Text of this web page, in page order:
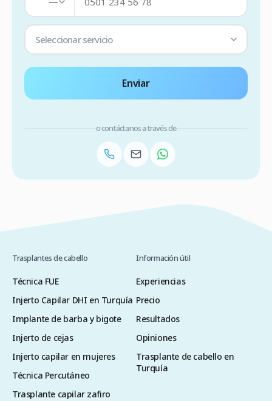
Seleccionar servicio
Enviar
o contáctanos a través de
Trasplantes de cabello
Técnica FUE
Injerto Capilar DHI en Turquía
Implante de barba y bigote
Injerto de cejas
Injerto capilar en mujeres
Técnica Percutáneo
Trasplante capilar zafiro
Información útil
Experiencias
Precio
Resultados
Opiniones
Trasplante de cabello en
Turquía